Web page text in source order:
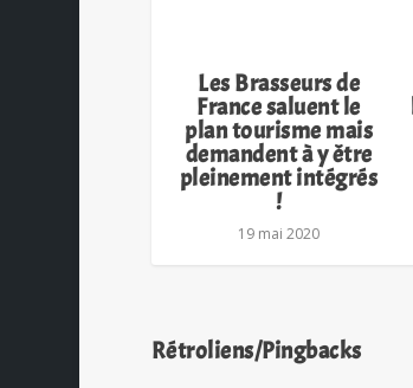
Les Brasseurs de
France saluent le
plan tourisme mais
demandent à y être
pleinement intégrés
!
19 mai 2020
Rétroliens/Pingbacks